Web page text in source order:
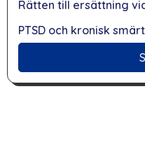
Rätten till ersättning
PTSD och kronisk